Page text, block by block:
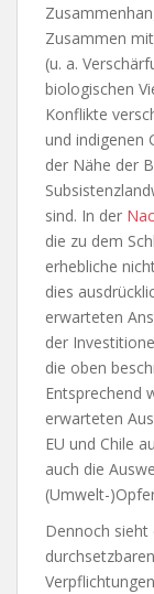
Zusammen
(u. a.
biologischen
Konflikte
und indigenen
der Nähe der
sind. In der
die zu dem
erhebliche
dies
erwarteten
der
die oben
Entsprechend
erwarteten
EU und Chile
auch die
(Umwelt-
Dennoch sieht